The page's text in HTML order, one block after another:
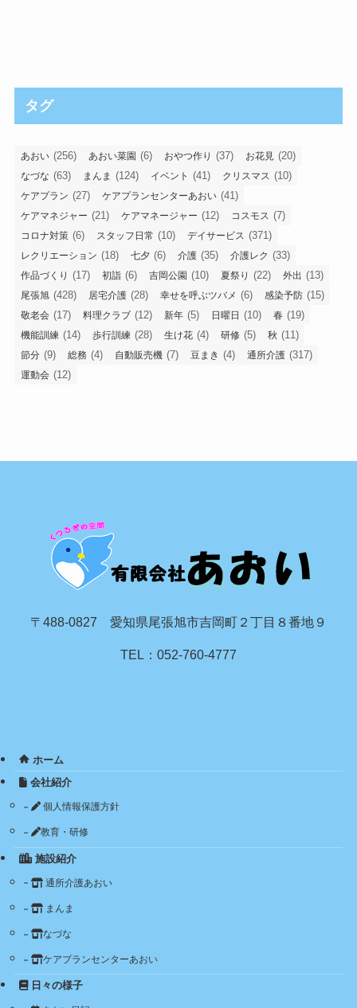
タグ
あおい (256) あおい菜園 (6) おやつ作り (37) お花見 (20)
なづな (63) まんま (124) イベント (41) クリスマス (10)
ケアプラン (27) ケアプランセンターあおい (41)
ケアマネジャー (21) ケアマネージャー (12) コスモス (7)
コロナ対策 (6) スタッフ日常 (10) デイサービス (371)
レクリエーション (18) 七夕 (6) 介護 (35) 介護レク (33)
作品づくり (17) 初詣 (6) 吉岡公園 (10) 夏祭り (22) 外出 (13)
尾張旭 (428) 居宅介護 (28) 幸せを呼ぶツバメ (6) 感染予防 (15)
敬老会 (17) 料理クラブ (12) 新年 (5) 日曜日 (10) 春 (19)
機能訓練 (14) 歩行訓練 (28) 生け花 (4) 研修 (5) 秋 (11)
節分 (9) 総務 (4) 自動販売機 (7) 豆まき (4) 通所介護 (317)
運動会 (12)
〒488-0827 愛知県尾張旭市吉岡町２丁目８番地９
TEL：052-760-4777
ホーム
会社紹介
個人情報保護方針
教育・研修
施設紹介
通所介護あおい
まんま
なづな
ケアプランセンターあおい
日々の様子